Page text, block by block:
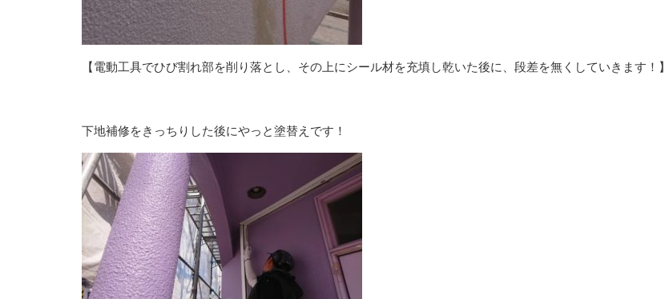
【電動工具でひび割れ部を削り落とし、その上にシール材を充填し乾いた後に、段差を無くしていきます！】
下地補修をきっちりした後にやっと塗替えです！